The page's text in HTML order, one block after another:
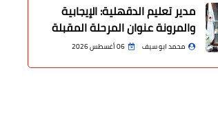
مدير تعليم الدقهلية: الإيجابية
والمرونة عنوان المرحلة المقبلة
محمد ابو سيف 06 أغسطس 2026